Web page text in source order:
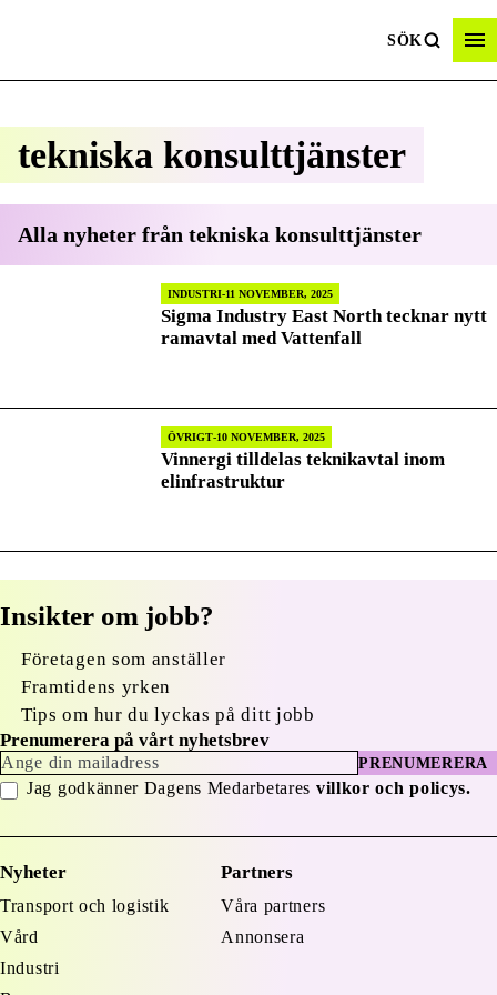
SÖK
tekniska konsulttjänster
Alla nyheter från tekniska konsulttjänster
INDUSTRI 11 NOVEMBER, 2025
Sigma Industry East North tecknar nytt
ramavtal med Vattenfall
ÖVRIGT 10 NOVEMBER, 2025
Vinnergi tilldelas teknikavtal inom
elinfrastruktur
Insikter om jobb?
Företagen som anställer
Framtidens yrken
Tips om hur du lyckas på ditt jobb
Prenumerera på vårt nyhetsbrev
PRENUMERERA
Jag godkänner Dagens Medarbetares villkor och policys.
Nyheter
Transport och logistik
Vård
Industri
Partners
Våra partners
Annonsera